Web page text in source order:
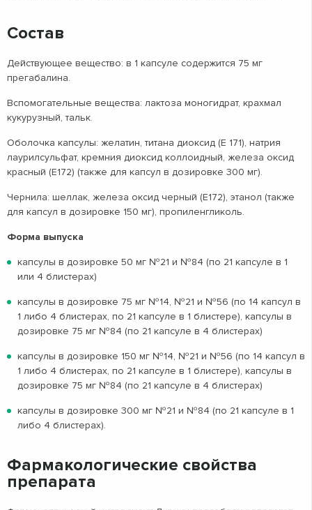
Состав
Действующее вещество: в 1 капсуле содержится 75 мг
прегабалина.
Вспомогательные вещества: лактоза моногидрат, крахмал
кукурузный, тальк.
Оболочка капсулы: желатин, титана диоксид (Е 171), натрия
лаурилсульфат, кремния диоксид коллоидный, железа оксид
красный (Е172) (также для капсул в дозировке 300 мг).
Чернила: шеллак, железа оксид черный (Е172), этанол (также
для капсул в дозировке 150 мг), пропиленгликоль.
Форма выпуска
капсулы в дозировке 50 мг №21 и №84 (по 21 капсуле в 1
или 4 блистерах)
капсулы в дозировке 75 мг №14, №21 и №56 (по 14 капсул в
1 либо 4 блистерах, по 21 капсуле в 1 блистере), капсулы в
дозировке 75 мг №84 (по 21 капсуле в 4 блистерах)
капсулы в дозировке 150 мг №14, №21 и №56 (по 14 капсул в
1 либо 4 блистерах, по 21 капсуле в 1 блистере), капсулы в
дозировке 75 мг №84 (по 21 капсуле в 4 блистерах)
капсулы в дозировке 300 мг №21 и №84 (по 21 капсуле в 1
либо 4 блистерах).
Фармакологические свойства
препарата